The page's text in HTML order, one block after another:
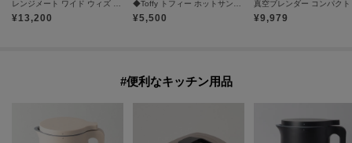
¥13,200 ¥5,500 ¥9,979
#便利なキッチン用品